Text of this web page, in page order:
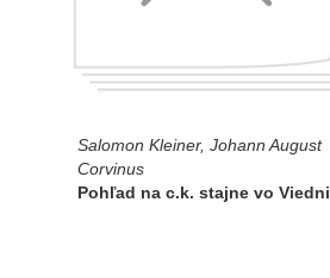
Salomon Kleiner, Johann August
Corvinus
Pohľad na c.k. stajne vo Viedni